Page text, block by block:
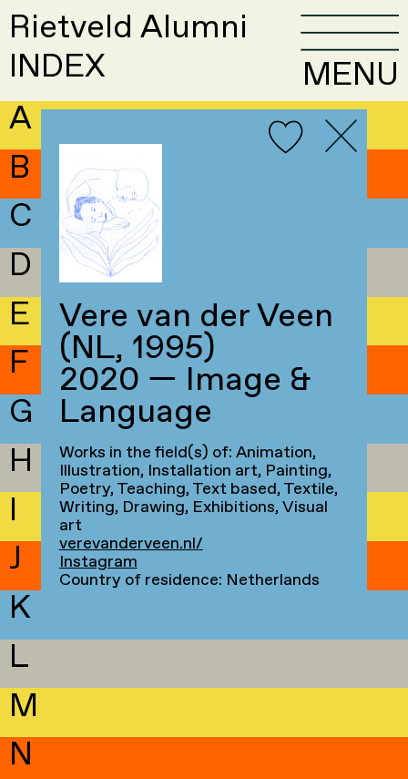
Rietveld Alumni
INDEX
MENU
A
B
C
D
E
F
G
H
I
J
K
L
M
N
Vere van der Veen
(NL, 1995)
2020 — Image &
Language
Works in the field(s) of: Animation,
Illustration, Installation art, Painting,
Poetry, Teaching, Text based, Textile,
Writing, Drawing, Exhibitions, Visual
art
verevanderveen.nl/
Instagram
Country of residence: Netherlands